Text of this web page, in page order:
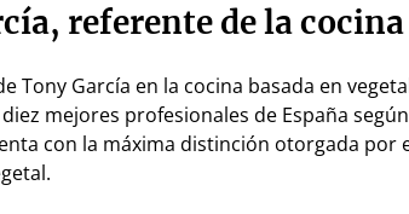
referente de la
Tony García en la cocina basada en
mejores profesionales de España
con la máxima distinción otorgada